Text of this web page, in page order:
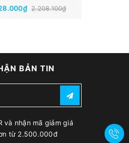
2.208.100₫
BẢN TIN
và nhận mã giảm giá
từ 2.500.000đ